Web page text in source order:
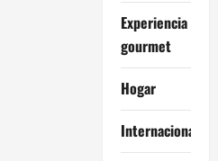
Experiencia
gourmet
Hogar
Internacional